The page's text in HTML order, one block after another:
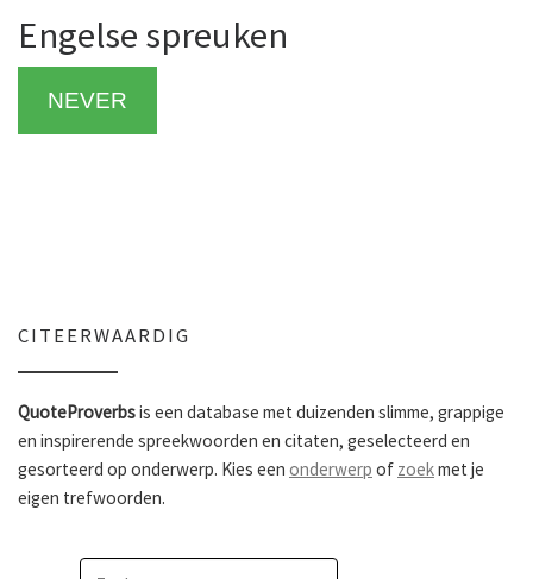
Engelse spreuken
NEVER
CITEERWAARDIG
QuoteProverbsis een database met duizenden slimme, grappige
en inspirerende spreekwoorden en citaten, geselecteerd en
gesorteerd op onderwerp. Kies een onderwerp of zoekmet je
eigen trefwoorden.